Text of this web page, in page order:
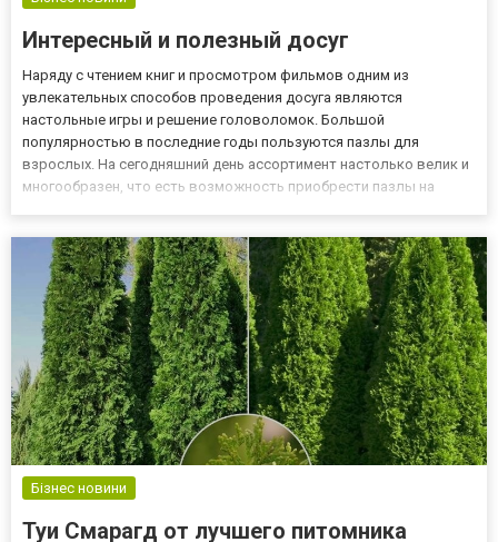
Интересный и полезный досуг
Наряду с чтением книг и просмотром фильмов одним из
увлекательных способов проведения досуга являются
настольные игры и решение головоломок. Большой
популярностью в последние годы пользуются пазлы для
взрослых. На сегодняшний день ассортимент настолько велик и
многообразен, что есть возможность приобрести пазлы на
персонажи известных историй, извес...
Бізнес новини
Туи Смарагд от лучшего питомника